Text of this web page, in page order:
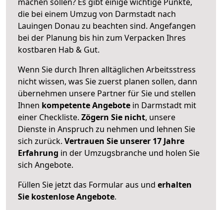
die bei einem Umzug von Darmstadt nach
Lauingen Donau zu beachten sind. Angefangen
bei der Planung bis hin zum Verpacken Ihres
kostbaren Hab & Gut.
Wenn Sie durch Ihren alltäglichen Arbeitsstress
nicht wissen, was Sie zuerst planen sollen, dann
übernehmen unsere Partner für Sie und stellen
Ihnen kompetente Angebote in Darmstadt mit
einer Checkliste. Zögern Sie nicht, unsere
Dienste in Anspruch zu nehmen und lehnen Sie
sich zurück. Vertrauen Sie unserer 17 Jahre
Erfahrung in der Umzugsbranche und holen Sie
sich Angebote.
Füllen Sie jetzt das Formular aus und erhalten
Sie kostenlose Angebote.